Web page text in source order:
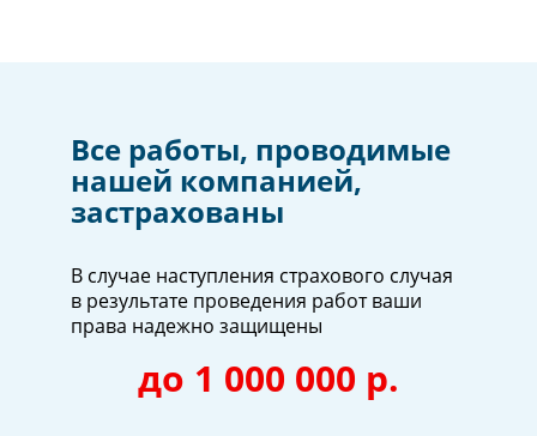
Все работы, проводимые
нашей компанией,
застрахованы
В случае наступления страхового случая
в результате проведения работ ваши
права надежно защищены
до 1 000 000 р.